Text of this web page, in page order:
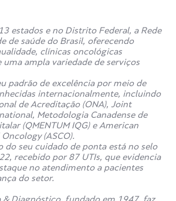
estados e no Distrito Federal, a Rede
de saúde do Brasil, oferecendo
clínicas oncológicas
uma ampla variedade de serviços
padrão de excelência por meio de
internacionalmente, incluindo
de Acreditação (ONA), Joint
Metodologia Canadense de
(QMENTUM IQG) e American
(ASCO).
do seu cuidado de ponta está no selo
recebido por 87 UTIs, que evidencia
no atendimento a pacientes
do setor.
& Diagnóstico, fundado em 1947, faz